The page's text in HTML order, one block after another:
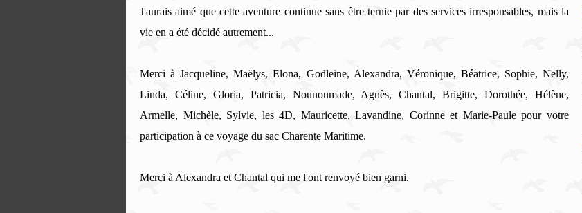
J'aurais aimé que cette aventure continue sans être ternie par des services irresponsables, mais la
vie en a été décidé autrement...
Merci à Jacqueline, Maëlys, Elona, Godleine, Alexandra, Véronique, Béatrice, Sophie, Nelly,
Linda, Céline, Gloria, Patricia, Nounoumade, Agnès, Chantal, Brigitte, Dorothée, Hélène,
Armelle, Michèle, Sylvie, les 4D, Mauricette, Lavandine, Corinne et Marie-Paule pour votre
participation à ce voyage du sac Charente Maritime.
Merci à Alexandra et Chantal qui me l'ont renvoyé bien garni.